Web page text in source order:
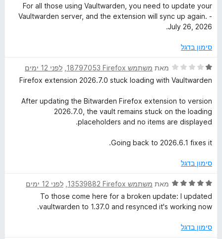
5
י
ו
5
ת
For all those using Vaultwarden, you need to update your
Vaultwarden server, and the extension will sync up again. -
July 26, 2026.
סימון בדגל
ד
י
ו
ג
1
ת
ך
מאת משתמש Firefox‏ 18797053
לפני 12 ימים
Firefox extension 2026.7.0 stuck loading with Vaultwarden
After updating the Bitwarden Firefox extension to version
2026.7.0, the vault remains stuck on the loading
placeholders and no items are displayed.
Going back to 2026.6.1 fixes it.
סימון בדגל
ד
י
ר
ג
מאת משתמש Firefox‏ 13539882
לפני 12 ימים
To those come here for a broken update: I updated
vaultwarden to 1.37.0 and resynced it's working now.
סימון בדגל